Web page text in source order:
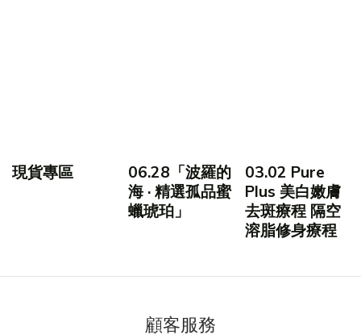
現貨專區
06.28「波羅的
海 · 精選孤品蜜
蠟琥珀」
03.02 Pure
Plus 美白嫩膚
去斑療程 隔空
溶脂修身療程
顧客服務